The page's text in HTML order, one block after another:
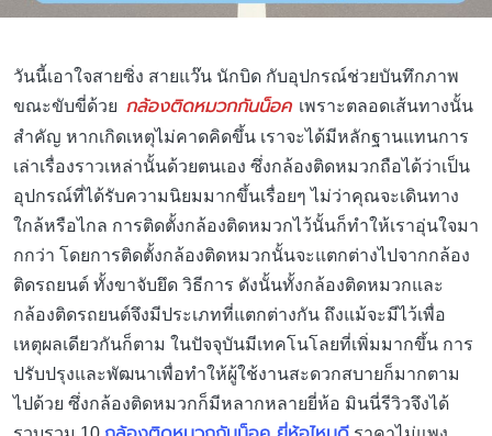
วันนี้เอาใจสายซิ่ง สายแว๊น นักบิด กับอุปกรณ์ช่วยบันทึกภาพ
ขณะขับขี่ด้วย กล้องติดหมวกกันน็อค เพราะตลอดเส้นทางนั้น
สำคัญ หากเกิดเหตุไม่คาดคิดขึ้น เราจะได้มีหลักฐานแทนการ
เล่าเรื่องราวเหล่านั้นด้วยตนเอง ซึ่งกล้องติดหมวกถือได้ว่าเป็น
อุปกรณ์ที่ได้รับความนิยมมากขึ้นเรื่อยๆ ไม่ว่าคุณจะเดินทาง
ใกล้หรือไกล การติดตั้งกล้องติดหมวกไว้นั้นก็ทำให้เราอุ่นใจมา
กกว่า โดยการติดตั้งกล้องติดหมวกนั้นจะแตกต่างไปจากกล้อง
ติดรถยนต์ ทั้งขาจับยึด วิธีการ ดังนั้นทั้งกล้องติดหมวกและ
กล้องติดรถยนต์จึงมีประเภทที่แตกต่างกัน ถึงแม้จะมีไว้เพื่อ
เหตุผลเดียวกันก็ตาม ในปัจจุบันมีเทคโนโลยที่เพิ่มมากขึ้น การ
ปรับปรุงและพัฒนาเพื่อทำให้ผู้ใช้งานสะดวกสบายก็มากตาม
ไปด้วย ซึ่งกล้องติดหมวกก็มีหลากหลายยี่ห้อ มินนี่รีวิวจึงได้